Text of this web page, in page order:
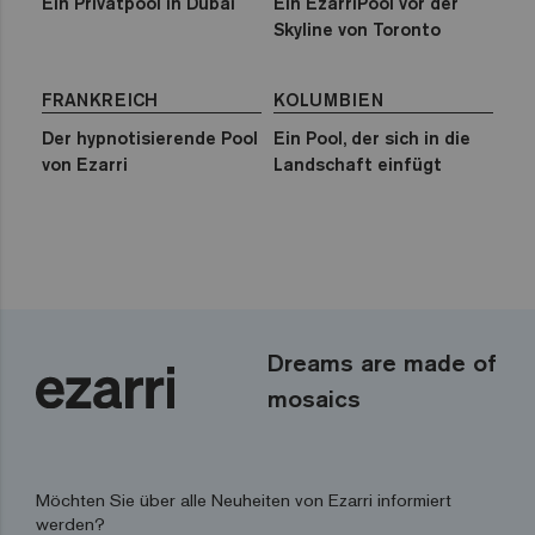
Skyline von Toronto
FRANKREICH
Der hypnotisierende Pool
von Ezarri
KOLUMBIEN
Ein Pool, der sich in die
Landschaft einfügt
Dreams are made of
mosaics
Möchten Sie über alle Neuheiten von Ezarri informiert
werden?